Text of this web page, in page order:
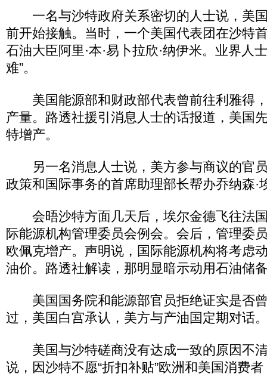
一名与沙特政府关系密切的人士说，美
前开始接触。当时，一个美国代表团在沙特
石油大臣阿里·本·易卜拉欣·纳伊米。业界人
难”。
美国能源部和财政部代表曾前往利雅得
产量。路透社援引消息人士的话报道，美国
特增产。
另一名消息人士说，美方参与商议的官
政策和国际事务的首席助理部长帮办乔纳森·
会晤沙特方面几天后，埃尔金德飞往法
际能源机构管理委员会例会。会后，管理委
欧佩克增产。声明说，国际能源机构将考虑
油价。路透社解读，那明显暗示动用石油储
美国国务院和能源部官员拒绝证实是否
过，美国白宫承认，美方与产油国定期
美国与沙特磋商没有达成一致的原因不
说，因沙特不愿“折扣补贴”欧洲和美国消费